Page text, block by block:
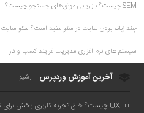
SEM چیست؟ بازاریابی موتورهای جستجو چیست؟
چند زبانه بودن سایت در سئو مفید است؟ سئو
سیستم های نرم افزاری مدیریت فرایند کسب و کار
آخرین آموزش وردپرس آرشیو
UX چیست؟ خلق تجربه کاربری بخش برای کاربر وبسایت شما